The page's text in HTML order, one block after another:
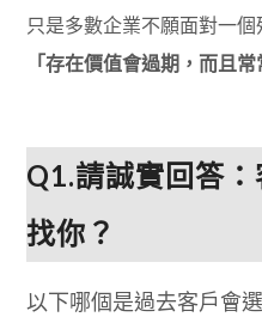
只是多數企業不願面對一個
「存在價值會過期，而且常
Q1.請誠實回答
找你？
以下哪個是過去客戶會